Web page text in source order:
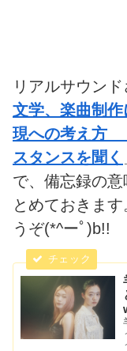
リアルサウン
文学、楽曲制
現への考え方
スタンスを聞く
で、備忘録の
とめておきま
うぞ(*^ーﾟ)b!!